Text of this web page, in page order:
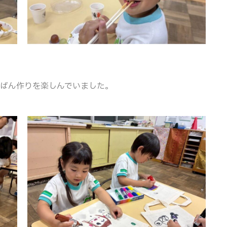
ん作りを楽しんでいました。